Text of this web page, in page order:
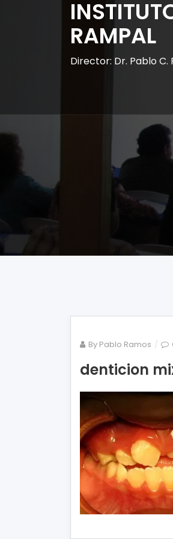
RAMPAL
Director: Dr. Pablo C.
By Pablo Ramos
denticion